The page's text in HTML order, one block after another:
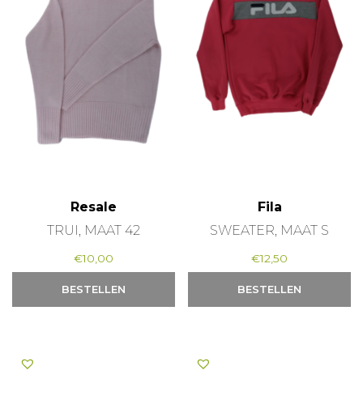
Resale
TRUI, MAAT 42
€10,00
BESTELLEN
Fila
SWEATER, MAAT S
€12,50
BESTELLEN